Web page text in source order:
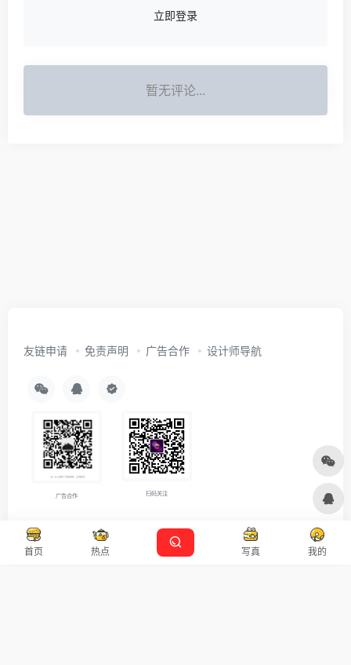
立即登录
暂无评论...
首页 热点 写真 我的
友链申请 免责声明 广告合作 设计师导航
广告合作 扫码关注
Copyright © 2026沪ICP备2021007899号-5 Designed by 设计资源